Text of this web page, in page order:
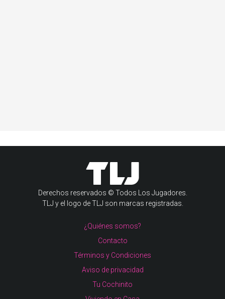
Derechos reservados © Todos Los Jugadores.
TLJ y el logo de TLJ son marcas registradas.
¿Quiénes somos?
Contacto
Términos y Condiciones
Aviso de privacidad
Tu Cochinito